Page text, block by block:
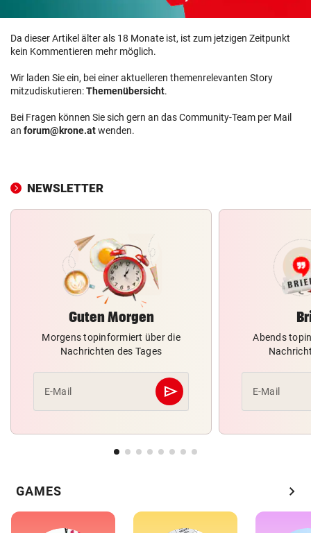
Da dieser Artikel älter als 18 Monate ist, ist zum jetzigen Zeitpunkt
kein Kommentieren mehr möglich.
Wir laden Sie ein, bei einer aktuelleren themenrelevanten Story
mitzudiskutieren:Themenübersicht.
Bei Fragen können Sie sich gern an das Community-Team per Mail
an forum@krone.atwenden.
NEWSLETTER
Guten Morgen
Morgens topinformiert über die
Nachrichten des Tages
E-Mail send
Abschicken
Abends
E-Mail
GAMES chevron_right